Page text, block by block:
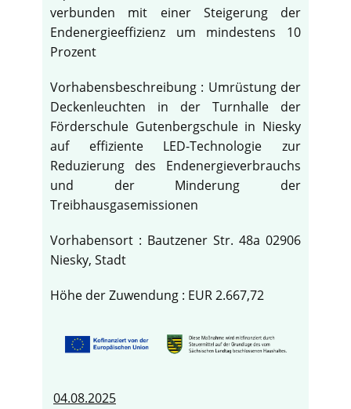
verbunden mit einer Steigerung der
Endenergieeffizienz um mindestens 10
Prozent
Vorhabensbeschreibung : Umrüstung der
Deckenleuchten in der Turnhalle der
Förderschule Gutenbergschule in Niesky
auf effiziente LED-Technologie zur
Reduzierung des Endenergieverbrauchs
und der Minderung der
Treibhausgasemissionen
Vorhabensort : Bautzener Str. 48a 02906
Niesky, Stadt
Höhe der Zuwendung : EUR 2.667,72
04.08.2025